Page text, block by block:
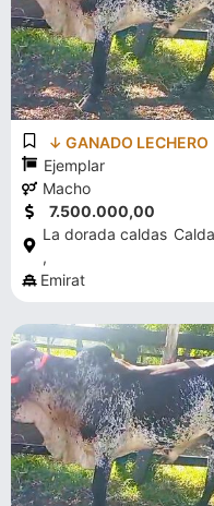
↓ GANADO LECHERO
Ejemplar
Macho
7.500.000,00
La dorada caldas
,
Emirat